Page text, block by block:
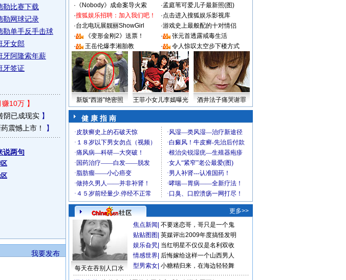
勒比赛下载
勒网球记录
勒单手反手击球
牙女郎
牙阿隆索年薪
牙签证
赚10万】
阴已成现实】
震憾上市！ 】
说两句
我要发布
· 《Nobody》成命案导火索 ·孟庭苇可爱儿子最新照(图)
·搜狐娱乐招聘：加入我们吧！ ·点击进入搜狐娱乐影视库
·台北电玩展靓丽ShowGirl ·游戏史上最般配的十对情侣
·
《变形金刚2》送票！ ·
张元首透露戒毒生活
·
王岳伦爆李湘胎教 · 令人惊叹太空步下楼方式
新版“西游”绝密照 王菲小女儿李嫣曝光 酒井法子痛哭谢罪
健 康 指 南
更多>>
每天在吞别人口水
焦点新闻 不要迷恋哥，哥只是一个鬼
贴贴图图 英媒评出2009年度搞怪发明
娱乐旮旯 当红明星不仅仅是名利双收
情感世界 后悔嫁给这样一个山西男人
型男索女 小糖精归来，在海边轻轻舞